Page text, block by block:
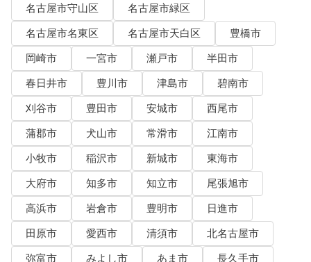
名古屋市守山区
名古屋市緑区
名古屋市名東区
名古屋市天白区
豊橋市
岡崎市
一宮市 瀬戸市
半田市
春日井市
豊川市 津島市
碧南市
刈谷市
豊田市 安城市
西尾市
蒲郡市
犬山市 常滑市
江南市
小牧市
稲沢市 新城市
東海市
大府市
知多市 知立市
尾張旭市
高浜市
岩倉市 豊明市
日進市
田原市
愛西市 清須市
北名古屋市
弥富市
みよし市 あま市
長久手市